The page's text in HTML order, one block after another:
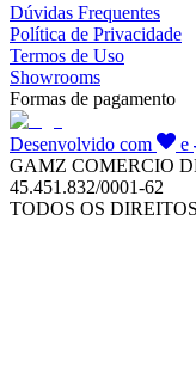
Dúvidas Frequentes
Política de Privacidade
Termos de Uso
Showrooms
Formas de pagamento
Desenvolvido com e
GAMZ COMERCIO
45.451.832/0001-62
TODOS OS